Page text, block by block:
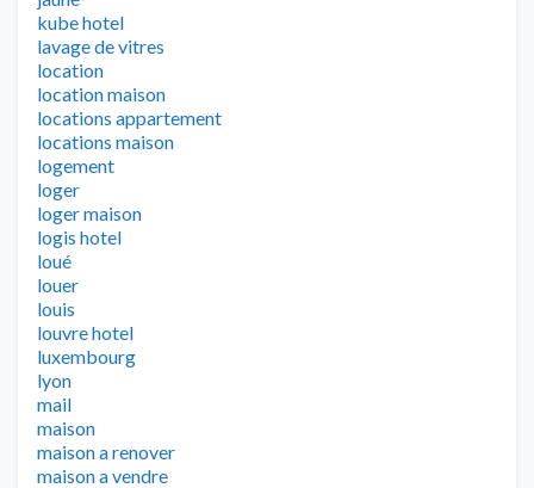
kube hotel
lavage de vitres
location
location maison
locations appartement
locations maison
logement
loger
loger maison
logis hotel
loué
louer
louis
louvre hotel
luxembourg
lyon
mail
maison
maison a renover
maison a vendre